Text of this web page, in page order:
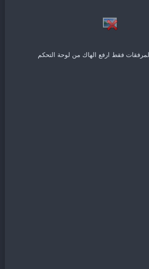
فقط ارفع الهاك من لوحة التحكم